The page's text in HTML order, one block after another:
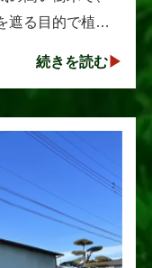
遮る目的で植え
続きを読む